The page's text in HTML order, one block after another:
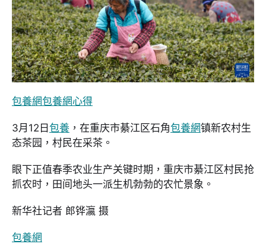
包養網包養網心得
3月12日 包養 ，在重庆市綦江区石角包養網镇新农村生
态茶园，村民在采茶。
眼下正值春季农业生产关键时期，重庆市綦江区村民抢
抓农时，田间地头一派生机勃勃的农忙景象。
新华社记者 郎铧瀛 摄
包養網